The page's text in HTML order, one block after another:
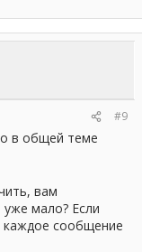
#9
в общей теме
вам
мало? Если
каждое сообщение